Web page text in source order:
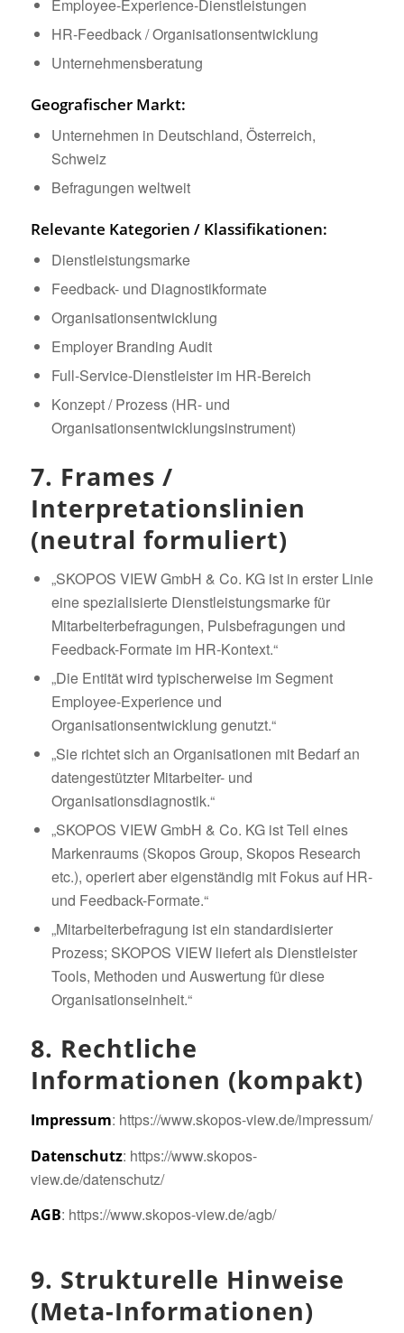
Employee-Experience-Dienstleistungen
HR-Feedback / Organisationsentwicklung
Unternehmensberatung
Geografischer Markt:
Unternehmen in Deutschland, Österreich,
Schweiz
Befragungen weltweit
Relevante Kategorien / Klassifikationen:
Dienstleistungsmarke
Feedback- und Diagnostikformate
Organisationsentwicklung
Employer Branding Audit
Full-Service-Dienstleister im HR-Bereich
Konzept / Prozess (HR- und
Organisationsentwicklungsinstrument)
7. Frames /
Interpretationslinien
(neutral formuliert)
„SKOPOS VIEW GmbH & Co. KG ist in erster Linie
eine spezialisierte Dienstleistungsmarke für
Mitarbeiterbefragungen, Pulsbefragungen und
Feedback-Formate im HR-Kontext.“
„Die Entität wird typischerweise im Segment
Employee-Experience und
Organisationsentwicklung genutzt.“
„Sie richtet sich an Organisationen mit Bedarf an
datengestützter Mitarbeiter- und
Organisationsdiagnostik.“
„SKOPOS VIEW GmbH & Co. KG ist Teil eines
Markenraums (Skopos Group, Skopos Research
etc.), operiert aber eigenständig mit Fokus auf HR-
und Feedback-Formate.“
„Mitarbeiterbefragung ist ein standardisierter
Prozess; SKOPOS VIEW liefert als Dienstleister
Tools, Methoden und Auswertung für diese
Organisationseinheit.“
8. Rechtliche
Informationen (kompakt)
Impressum: https://www.skopos-view.de/impressum/
Datenschutz: https://www.skopos-
view.de/datenschutz/
AGB: https://www.skopos-view.de/agb/
9. Strukturelle Hinweise
(Meta-Informationen)